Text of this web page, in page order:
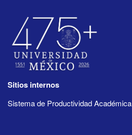
Sitios internos
Sistema de Productividad Académica